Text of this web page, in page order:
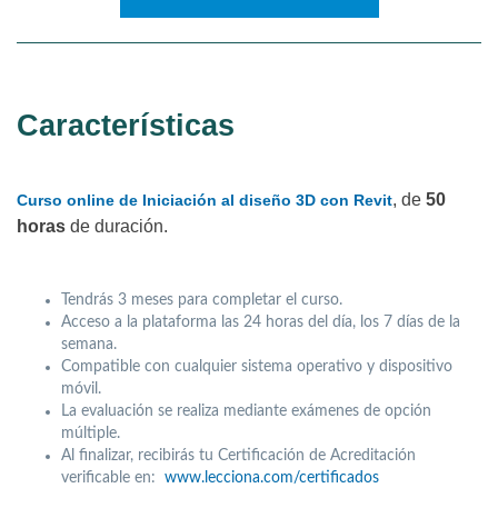
Características
Curso online de Iniciación al diseño 3D con Revit, de 50
horas de duración.
Tendrás 3 meses para completar el curso.
Acceso a la plataforma las 24 horas del día, los 7 días de la
semana.
Compatible con cualquier sistema operativo y dispositivo
móvil.
La evaluación se realiza mediante exámenes de opción
múltiple.
Al finalizar, recibirás tu Certificación de Acreditación
verificable en: www.lecciona.com/certificados